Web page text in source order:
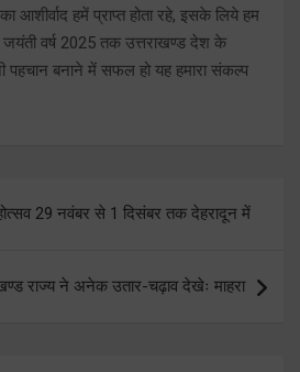
आशीर्वाद हमें प्राप्त होता रहे, इसके लिये हम
वर्ष 2025 तक उत्तराखण्ड देश के
बनाने में सफल हो यह हमारा संकल्प
29 नवंबर से 1 दिसंबर तक देहरादून में
राज्य ने अनेक उतार-चढ़ाव देखेः माहरा